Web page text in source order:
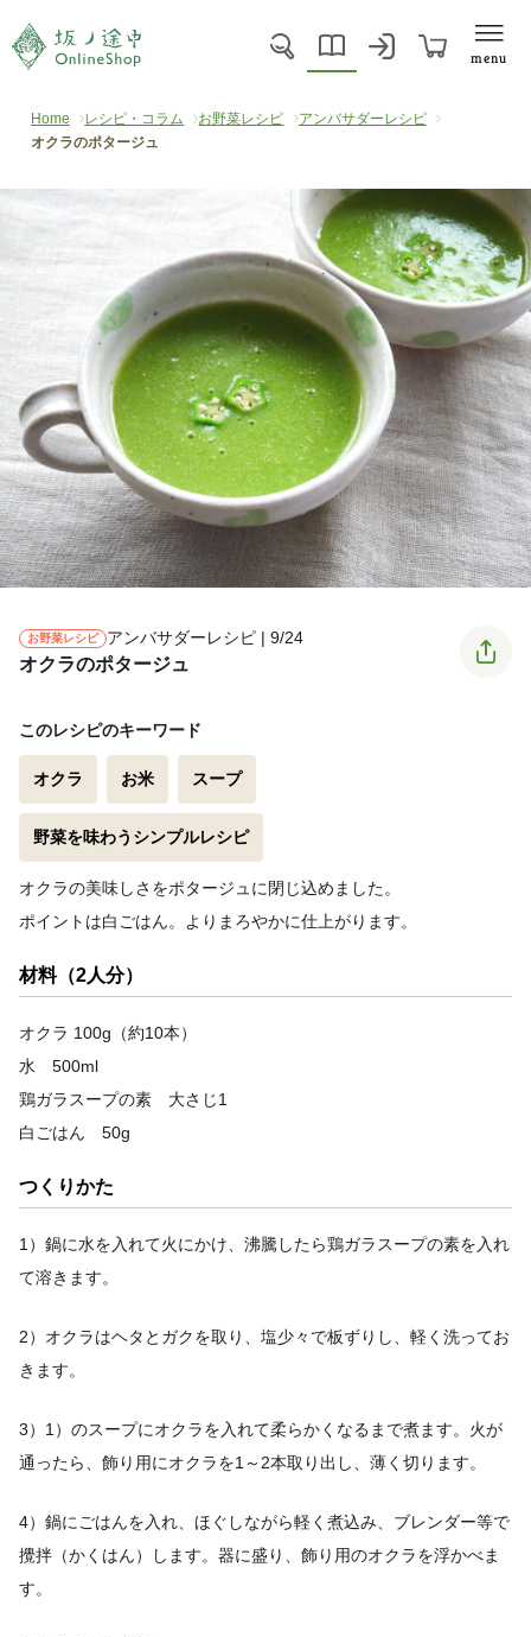
menu
Home レシピ・コラム お野菜レシピ
アンバサダーレシピ
オクラのポタージュ
お野菜レシピ アンバサダーレシピ | 9/24
オクラのポタージュ
このレシピのキーワード
オクラ お米 スープ
野菜を味わうシンプルレシピ
オクラの美味しさをポタージュに閉じ込めました。
ポイントは白ごはん。よりまろやかに仕上がります。
材料（2人分）
オクラ 100g（約10本）
水 500ml
鶏ガラスープの素 大さじ1
白ごはん 50g
つくりかた
1）鍋に水を入れて火にかけ、沸騰したら鶏ガラスープの素を入れ
て溶きます。
2）オクラはヘタとガクを取り、塩少々で板ずりし、軽く洗ってお
きます。
3）1）のスープにオクラを入れて柔らかくなるまで煮ます。火が
通ったら、飾り用にオクラを1～2本取り出し、薄く切ります。
4）鍋にごはんを入れ、ほぐしながら軽く煮込み、ブレンダー等で
攪拌（かくはん）します。器に盛り、飾り用のオクラを浮かべま
す。